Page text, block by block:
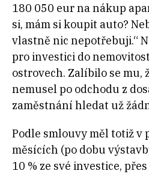
180 050 eur na nákup
si, mám si koupit auto?
vlastně nic nepotřebuji.“
pro investici do
ostrovech. Zalíbilo se mu,
nemusel po odchodu z
zaměstnání hledat už
Podle smlouvy měl totiž
měsících (po dobu
10 % ze své investice,